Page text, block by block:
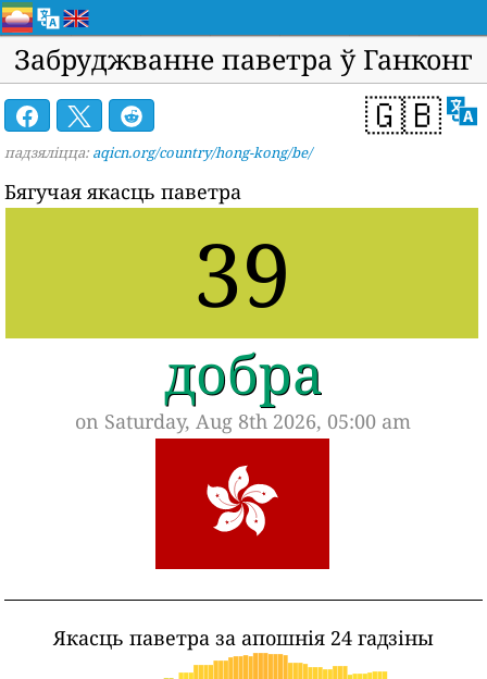
Забруджванне паветра ў Ганконг
🇬🇧
падзяліцца: aqicn.org/country/hong-kong/be/
Бягучая якасць паветра
39
добра
on Saturday, Aug 8th 2026, 05:00 am
Якасць паветра за апошнія 24 гадзіны